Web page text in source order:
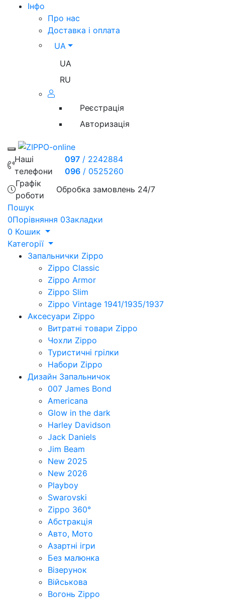
Iнфо
Про нас
Доставка і оплата
UA
UA
RU
Реєстрація
Авторизація
Toggle mobile menu
Наші
телефони
097 / 2242884
096 / 0525260
Графік
роботи
Обробка замовлень 24/7
Пошук
0Порівняння 0Закладки
0 Кошик
Категорії
Запальнички Zippo
Zippo Classic
Zippo Armor
Zippo Slim
Zippo Vintage 1941/1935/1937
Аксесуари Zippo
Витратні товари Zippo
Чохли Zippo
Туристичні грілки
Набори Zippo
Дизайн Запальничок
007 James Bond
Americana
Glow in the dark
Harley Davidson
Jack Daniels
Jim Beam
New 2025
New 2026
Playboy
Swarovski
Zippo 360°
Абстракція
Авто, Мото
Азартні ігри
Без малюнка
Візерунок
Військова
Вогонь Zippo